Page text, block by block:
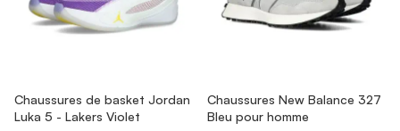
Chaussures de basket Jordan
Luka 5 - Lakers Violet
Chaussures New Balance 327
Bleu pour homme